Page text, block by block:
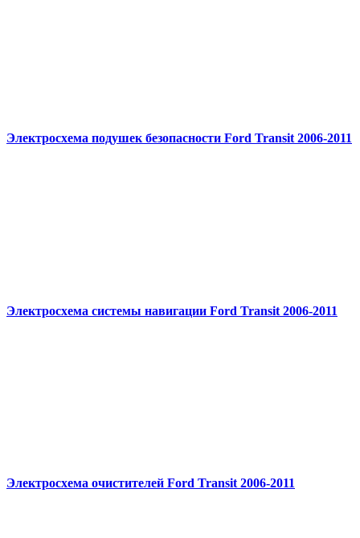
Электросхема подушек безопасности Ford Transit 2006-2011
Электросхема системы навигации Ford Transit 2006-2011
Электросхема очистителей Ford Transit 2006-2011